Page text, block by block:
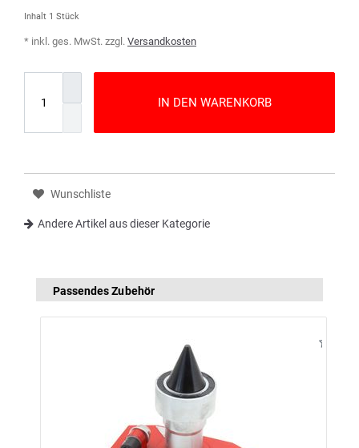
Inhalt 1 Stück
* inkl. ges. MwSt. zzgl. Versandkosten
IN DEN WARENKORB
Wunschliste
Andere Artikel aus dieser Kategorie
Passendes Zubehör